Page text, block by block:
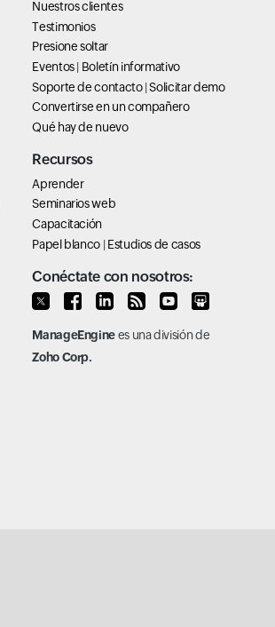
Nuestros clientes
Testimonios
Presione soltar
Eventos| Boletín informativo
Soporte de contacto|Solicitar demo
Convertirse en un compañero
Qué hay de nuevo
Recursos
Aprender
Seminarios web
Capacitación
Papel blanco |Estudios de casos
Conéctate con nosotros:
ManageEnginees una división de
Zoho Corp.